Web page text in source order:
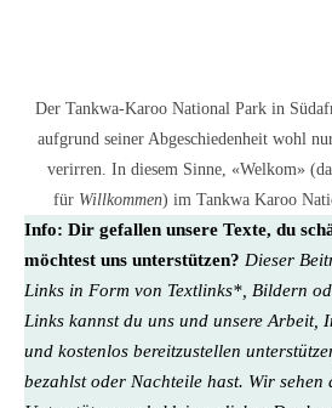
Der Tankwa-Karoo National Park in
aufgrund seiner Abgeschiedenheit wohl
verirren. In diesem Sinne, «Welkom»
für Willkommen) im Tankwa Karoo
Info: Dir gefallen unsere Texte, du
möchtest uns unterstützen? Dieser
Links in Form von Textlinks*, Bildern
Links kannst du uns und unsere Arbeit,
und kostenlos bereitzustellen
bezahlst oder Nachteile hast. Wir sehen